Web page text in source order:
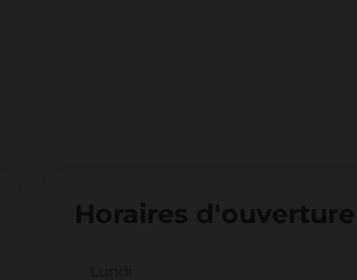
Horaires d'ouverture